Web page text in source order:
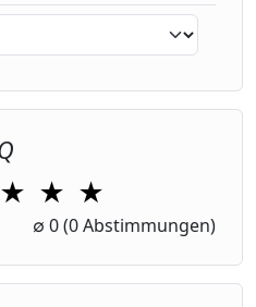
Stars
★
3 Stars
★
4 Stars
★
5 Stars
∅ 0(0 Abstimmungen)